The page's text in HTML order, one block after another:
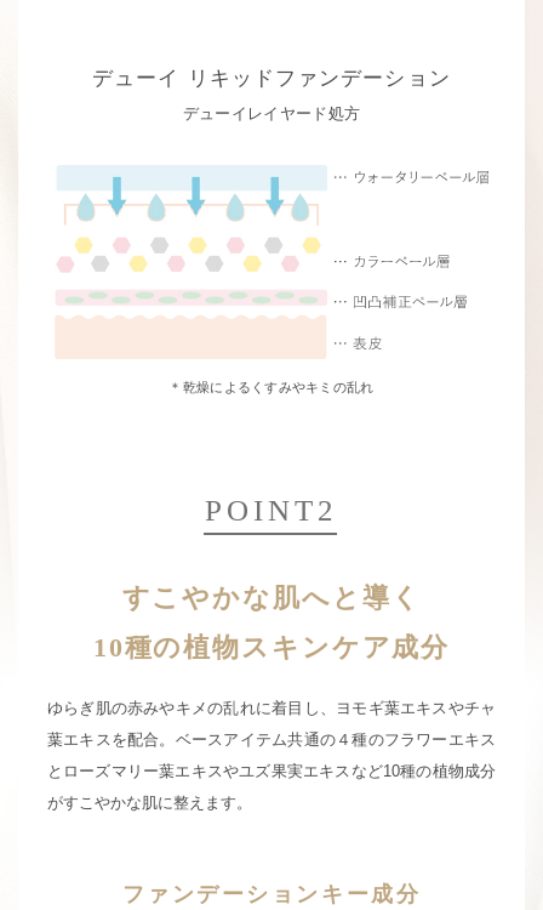
デューイ リキッドファンデーション
デューイレイヤード処方
＊乾燥によるくすみやキミの乱れ
POINT2
すこやかな肌へと導く
10種の植物スキンケア成分
ゆらぎ肌の赤みやキメの乱れに着目し、ヨモギ葉エキスやチャ
葉エキスを配合。 ベースアイテム共通の４種のフラワーエキス
とローズマリー葉エキスやユズ果実エキスなど10種の植物成分
がすこやかな肌に整えます。
ファンデーションキー成分